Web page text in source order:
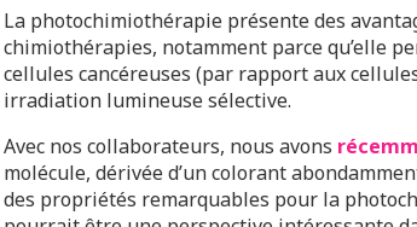
La photochimiothérapie présente des
chimiothérapies, notamment parce qu’elle
cellules cancéreuses (par rapport aux
irradiation lumineuse sélective.
Avec nos collaborateurs, nous avons
molécule, dérivée d’un colorant
des propriétés remarquables pour la